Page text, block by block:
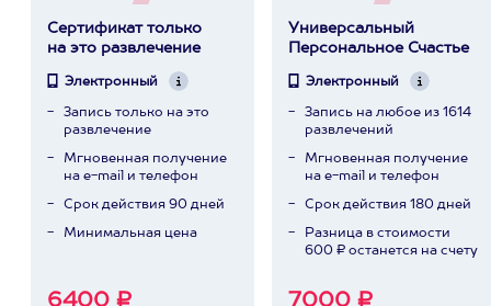
Сертификат только
на это развлечение
Электронный
Запись только на это
развлечение
Мгновенная получение
на e-mail и телефон
Срок действия 90 дней
Минимальная цена
6400 ₽
Универсальный
Персональное Счастье
Электронный
Запись на любое из 1614
развлечений
Мгновенная получение
на e-mail и телефон
Срок действия 180 дней
Разница в стоимости
600 ₽ останется на счету
7000 ₽